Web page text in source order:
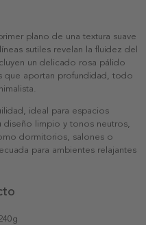
plano de una textura suave
sutiles revelan la fluidez del
un delicado rosa pálido
que aportan profundidad, todo
ideal para espacios
diseño limpio y tonos neutros,
dormitorios, salones o
para ambientes relajantes